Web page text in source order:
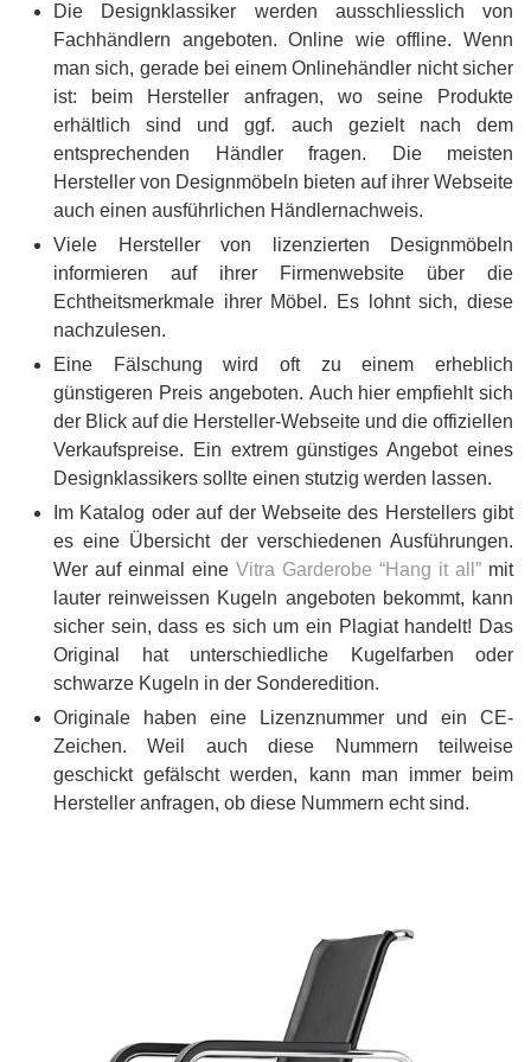
Die Designklassiker werden ausschliesslich von
Fachhändlern angeboten. Online wie offline. Wenn
man sich, gerade bei einem Onlinehändler nicht sicher
ist: beim Hersteller anfragen, wo seine Produkte
erhältlich sind und ggf. auch gezielt nach dem
entsprechenden Händler fragen. Die meisten
Hersteller von Designmöbeln bieten auf ihrer Webseite
auch einen ausführlichen Händlernachweis.
Viele Hersteller von lizenzierten Designmöbeln
informieren auf ihrer Firmenwebsite über die
Echtheitsmerkmale ihrer Möbel. Es lohnt sich, diese
nachzulesen.
Eine Fälschung wird oft zu einem erheblich
günstigeren Preis angeboten. Auch hier empfiehlt sich
der Blick auf die Hersteller-Webseite und die offiziellen
Verkaufspreise. Ein extrem günstiges Angebot eines
Designklassikers sollte einen stutzig werden lassen.
Im Katalog oder auf der Webseite des Herstellers gibt
es eine Übersicht der verschiedenen Ausführungen.
Wer auf einmal eine Vitra Garderobe “Hang it all” mit
lauter reinweissen Kugeln angeboten bekommt, kann
sicher sein, dass es sich um ein Plagiat handelt! Das
Original hat unterschiedliche Kugelfarben oder
schwarze Kugeln in der Sonderedition.
Originale haben eine Lizenznummer und ein CE-
Zeichen. Weil auch diese Nummern teilweise
geschickt gefälscht werden, kann man immer beim
Hersteller anfragen, ob diese Nummern echt sind.